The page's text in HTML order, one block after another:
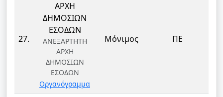
27.
ΑΡΧΗ
ΔΗΜΟΣΙΩΝ
ΕΣΟΔΩΝ
ΑΝΕΞΑΡΤΗΤΗ
ΑΡΧΗ
ΔΗΜΟΣΙΩΝ
ΕΣΟΔΩΝ
Οργανόγραμμα
Μόνιμος ΠΕ